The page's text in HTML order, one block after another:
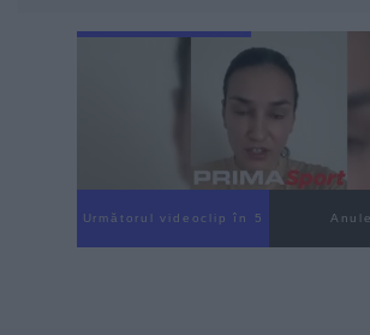
Următorul videoclip în 3